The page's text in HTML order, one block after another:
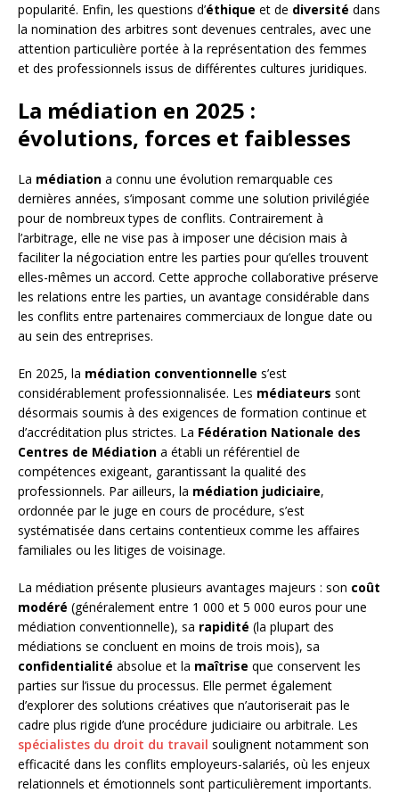
popularité. Enfin, les questions d’éthique et de diversité dans
la nomination des arbitres sont devenues centrales, avec une
attention particulière portée à la représentation des femmes
et des professionnels issus de différentes cultures juridiques.
La médiation en 2025 :
évolutions, forces et faiblesses
La médiation a connu une évolution remarquable ces
dernières années, s’imposant comme une solution privilégiée
pour de nombreux types de conflits. Contrairement à
l’arbitrage, elle ne vise pas à imposer une décision mais à
faciliter la négociation entre les parties pour qu’elles trouvent
elles-mêmes un accord. Cette approche collaborative préserve
les relations entre les parties, un avantage considérable dans
les conflits entre partenaires commerciaux de longue date ou
au sein des entreprises.
En 2025, la médiation conventionnelle s’est
considérablement professionnalisée. Les médiateurs sont
désormais soumis à des exigences de formation continue et
d’accréditation plus strictes. La Fédération Nationale des
Centres de Médiation a établi un référentiel de
compétences exigeant, garantissant la qualité des
professionnels. Par ailleurs, la médiation judiciaire,
ordonnée par le juge en cours de procédure, s’est
systématisée dans certains contentieux comme les affaires
familiales ou les litiges de voisinage.
La médiation présente plusieurs avantages majeurs : son coût
modéré (généralement entre 1 000 et 5 000 euros pour une
médiation conventionnelle), sa rapidité (la plupart des
médiations se concluent en moins de trois mois), sa
confidentialité absolue et la maîtrise que conservent les
parties sur l’issue du processus. Elle permet également
d’explorer des solutions créatives que n’autoriserait pas le
cadre plus rigide d’une procédure judiciaire ou arbitrale. Les
spécialistes du droit du travail soulignent notamment son
efficacité dans les conflits employeurs-salariés, où les enjeux
relationnels et émotionnels sont particulièrement importants.